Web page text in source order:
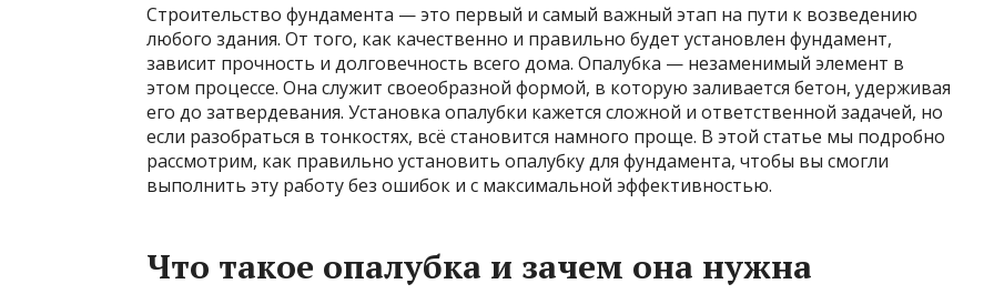
Строительство фундамента — это первый и самый важный этап на пути к возведению
любого здания. От того, как качественно и правильно будет установлен фундамент,
зависит прочность и долговечность всего дома. Опалубка — незаменимый элемент в
этом процессе. Она служит своеобразной формой, в которую заливается бетон, удерживая
его до затвердевания. Установка опалубки кажется сложной и ответственной задачей, но
если разобраться в тонкостях, всё становится намного проще. В этой статье мы подробно
рассмотрим, как правильно установить опалубку для фундамента, чтобы вы смогли
выполнить эту работу без ошибок и с максимальной эффективностью.
Что такое опалубка и зачем она нужна